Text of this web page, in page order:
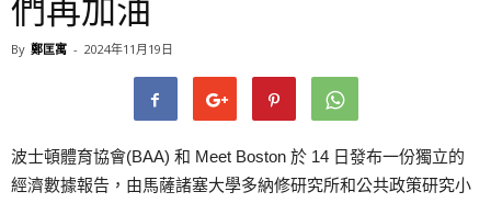
們再加油
By 鄭匡寓 - 2024年11月19日
波士頓體育協會(BAA) 和 Meet Boston 於 14 日發布一份獨立的
經濟數據報告，由馬薩諸塞大學多納修研究所和公共政策研究小